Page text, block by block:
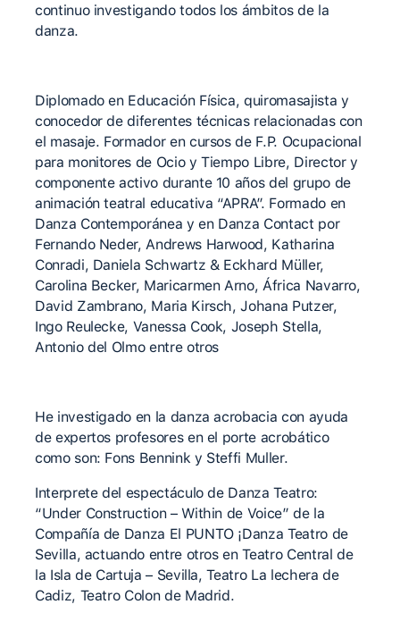
continuo investigando todos los ámbitos de la
danza.
Diplomado en Educación Física, quiromasajista y
conocedor de diferentes técnicas relacionadas con
el masaje. Formador en cursos de F.P. Ocupacional
para monitores de Ocio y Tiempo Libre, Director y
componente activo durante 10 años del grupo de
animación teatral educativa “APRA”. Formado en
Danza Contemporánea y en Danza Contact por
Fernando Neder, Andrews Harwood, Katharina
Conradi, Daniela Schwartz & Eckhard Müller,
Carolina Becker, Maricarmen Arno, África Navarro,
David Zambrano, Maria Kirsch, Johana Putzer,
Ingo Reulecke, Vanessa Cook, Joseph Stella,
Antonio del Olmo entre otros
He investigado en la danza acrobacia con ayuda
de expertos profesores en el porte acrobático
como son: Fons Bennink y Steffi Muller.
Interprete del espectáculo de Danza Teatro:
“Under Construction – Within de Voice” de la
Compañía de Danza El PUNTO ¡Danza Teatro de
Sevilla, actuando entre otros en Teatro Central de
la Isla de Cartuja – Sevilla, Teatro La lechera de
Cadiz, Teatro Colon de Madrid.